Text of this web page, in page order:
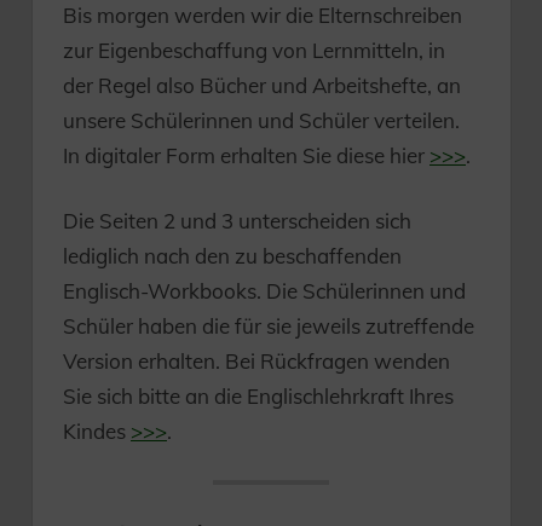
Bis morgen werden wir die Elternschreiben
zur Eigenbeschaffung von Lernmitteln, in
der Regel also Bücher und Arbeitshefte, an
unsere Schülerinnen und Schüler verteilen.
In digitaler Form erhalten Sie diese hier >>>.
Die Seiten 2 und 3 unterscheiden sich
lediglich nach den zu beschaffenden
Englisch-Workbooks. Die Schülerinnen und
Schüler haben die für sie jeweils zutreffende
Version erhalten. Bei Rückfragen wenden
Sie sich bitte an die Englischlehrkraft Ihres
Kindes >>>.